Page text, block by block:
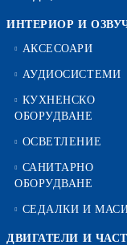
ИНТЕРИОР И
АКСЕСОАРИ
АУДИОСИСТЕМИ
КУХНЕНСКО
ОБОРУДВАНЕ
ОСВЕТЛЕНИЕ
САНИТАРНО
ОБОРУДВАНЕ
СЕДАЛКИ И
ДВИГАТЕЛИ И